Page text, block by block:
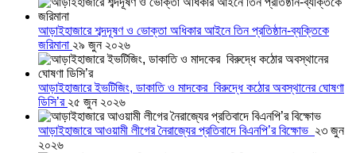
আড়াইহাজারে শব্দদূষণ ও ভোক্তা অধিকার আইনে তিন প্রতিষ্ঠান-ব্যক্তিকে
জরিমানা ২৯ জুন ২০২৬
আড়াইহাজারে ইভটিজিং, ডাকাতি ও মাদকের বিরুদ্ধে কঠোর অবস্থানের ঘোষণা
ডিসি’র ২৫ জুন ২০২৬
আড়াইহাজারে আওয়ামী লীগের নৈরাজ্যের প্রতিবাদে বিএনপি’র বিক্ষোভ ২৩ জুন
২০২৬